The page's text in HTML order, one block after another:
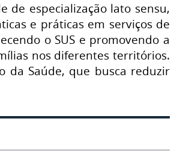
de especialização lato sensu,
e práticas em serviços de
o SUS e promovendo a
nos diferentes territórios.
da Saúde, que busca reduzir